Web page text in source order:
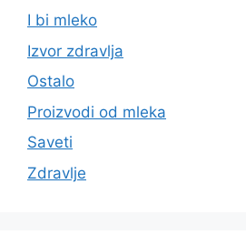
I bi mleko
Izvor zdravlja
Ostalo
Proizvodi od mleka
Saveti
Zdravlje